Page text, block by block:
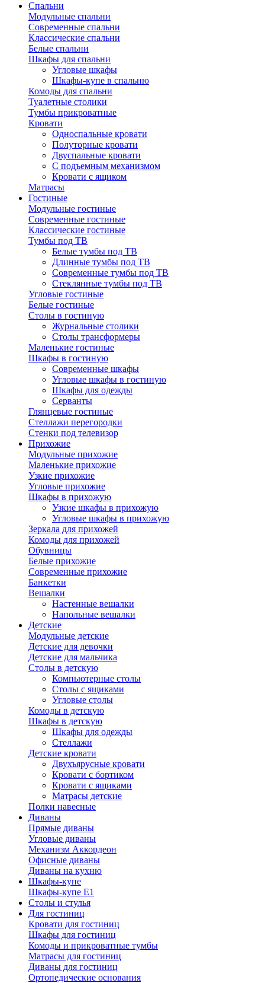
Спальни
Модульные спальни
Современные спальни
Классические спальни
Белые спальни
Шкафы для спальни
Угловые шкафы
Шкафы-купе в спальню
Комоды для спальни
Туалетные столики
Тумбы прикроватные
Кровати
Односпальные кровати
Полуторные кровати
Двуспальные кровати
С подъемным механизмом
Кровати с ящиком
Матрасы
Гостиные
Модульные гостиные
Современные гостиные
Классические гостиные
Тумбы под ТВ
Белые тумбы под ТВ
Длинные тумбы под ТВ
Современные тумбы под ТВ
Стеклянные тумбы под ТВ
Угловые гостиные
Белые гостиные
Столы в гостиную
Журнальные столики
Столы трансформеры
Маленькие гостиные
Шкафы в гостиную
Современные шкафы
Угловые шкафы в гостиную
Шкафы для одежды
Серванты
Глянцевые гостиные
Стеллажи перегородки
Стенки под телевизор
Прихожие
Модульные прихожие
Маленькие прихожие
Узкие прихожие
Угловые прихожие
Шкафы в прихожую
Узкие шкафы в прихожую
Угловые шкафы в прихожую
Зеркала для прихожей
Комоды для прихожей
Обувницы
Белые прихожие
Современные прихожие
Банкетки
Вешалки
Настенные вешалки
Напольные вешалки
Детские
Модульные детские
Детские для девочки
Детские для мальчика
Столы в детскую
Компьютерные столы
Столы с ящиками
Угловые столы
Комоды в детскую
Шкафы в детскую
Шкафы для одежды
Стеллажи
Детские кровати
Двухъярусные кровати
Кровати с бортиком
Кровати с ящиками
Матрасы детские
Полки навесные
Диваны
Прямые диваны
Угловые диваны
Механизм Аккордеон
Офисные диваны
Диваны на кухню
Шкафы-купе
Шкафы-купе Е1
Столы и стулья
Для гостиниц
Кровати для гостиниц
Шкафы для гостиниц
Комоды и прикроватные тумбы
Матрасы для гостиниц
Диваны для гостиниц
Ортопедические основания